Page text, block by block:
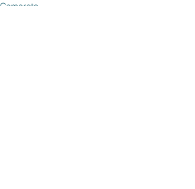
Camarote